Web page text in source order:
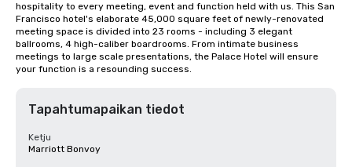
hospitality to every meeting, event and function held with us. This San
Francisco hotel's elaborate 45,000 square feet of newly-renovated
meeting space is divided into 23 rooms - including 3 elegant
ballrooms, 4 high-caliber boardrooms. From intimate business
meetings to large scale presentations, the Palace Hotel will ensure
your function is a resounding success.
Tapahtumapaikan tiedot
Ketju
Marriott Bonvoy